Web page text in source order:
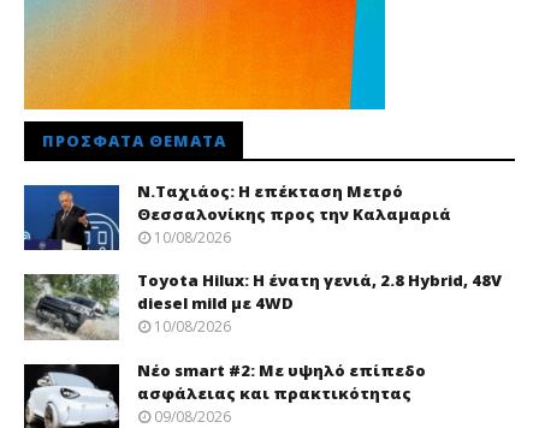
ΠΡΌΣΦΑΤΑ ΘΈΜΑΤΑ
Ν.Ταχιάος: Η επέκταση Μετρό
Θεσσαλονίκης προς την Καλαμαριά
10/08/2026
Toyota Hilux: Η ένατη γενιά, 2.8 Hybrid, 48V
diesel mild με 4WD
10/08/2026
Νέo smart #2: Με υψηλό επίπεδο
ασφάλειας και πρακτικότητας
09/08/2026